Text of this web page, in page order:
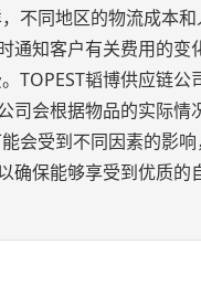
不同地区的物流成本
知客户有关费用的变
TOPEST韬博供应链公
司会根据物品的实际情
会受到不同因素的影响
确保能够享受到优质的